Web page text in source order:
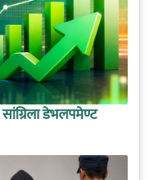
डेभलपमेण्ट